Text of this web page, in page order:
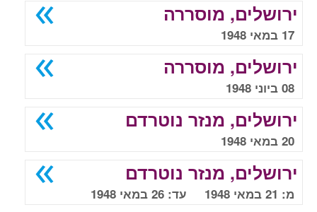
ירושלים, מוסררה
17 במאי 1948
ירושלים, מוסררה
08 ביוני 1948
ירושלים, מנזר נוטרדם
20 במאי 1948
ירושלים, מנזר נוטרדם
מ: 21 במאי 1948 עד: 26 במאי 1948